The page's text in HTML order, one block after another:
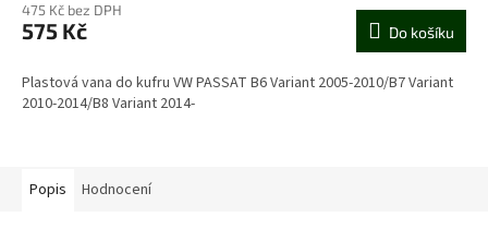
produktu
je
z
5
hvězdiček.
475 Kč bez DPH
575 Kč Do košíku
Plastová vana do kufru VW PASSAT B6 Variant 2005-2010/B7 Variant
2010-2014/B8 Variant 2014-
Popis Hodnocení